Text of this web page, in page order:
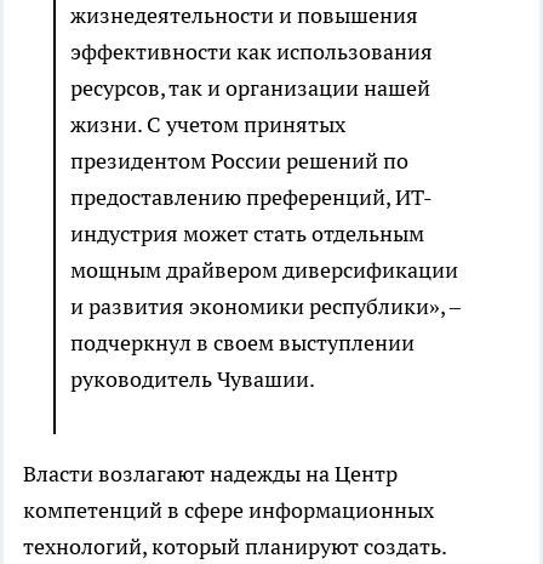
жизнедеятельности и повышения
эффективности как использования
ресурсов, так и организации нашей
жизни. С учетом принятых
президентом России решений по
предоставлению преференций, ИТ-
индустрия может стать отдельным
мощным драйвером диверсификации
и развития экономики республики», –
подчеркнул в своем выступлении
руководитель Чувашии.
Власти возлагают надежды на Центр
компетенций в сфере информационных
технологий, который планируют создать.